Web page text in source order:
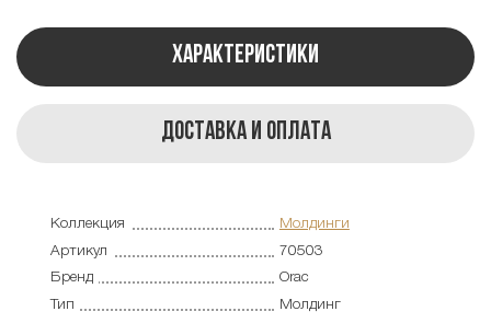
Характеристики
Доставка и оплата
Коллекция
Молдинги
Артикул
70503
Бренд
Orac
Тип
Молдинг